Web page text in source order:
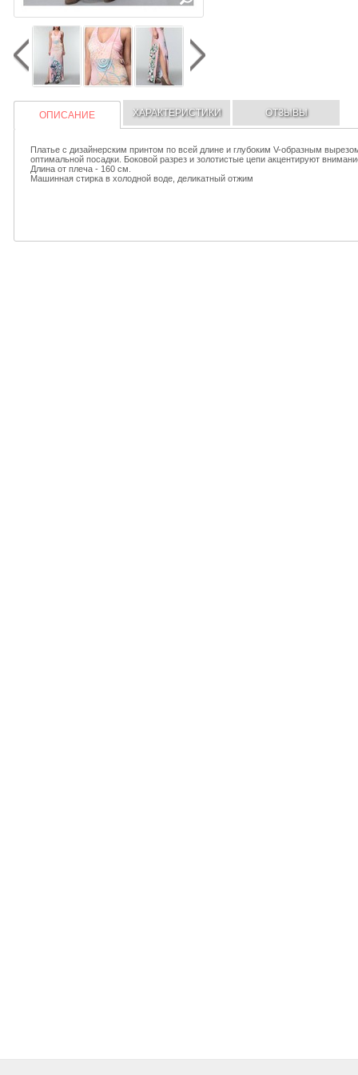
ОПИСАНИЕ ХАРАКТЕРИСТИКИ ОТЗЫВЫ
Платье с дизайнерским принтом по всей длине и глубоким V-образным
оптимальной посадки. Боковой разрез и золотистые цепи акцентируют
Длина от плеча - 160 см.
Машинная стирка в холодной воде, деликатный отжим